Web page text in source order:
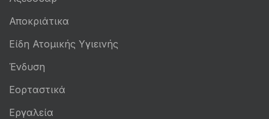
Αποκριάτικα
Είδη Ατομικής Υγιεινής
Ένδυση
Εορταστικά
Εργαλεία